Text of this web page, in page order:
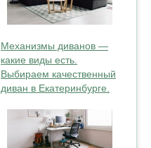
Механизмы диванов —
какие виды есть.
Выбираем качественный
диван в Екатеринбурге.